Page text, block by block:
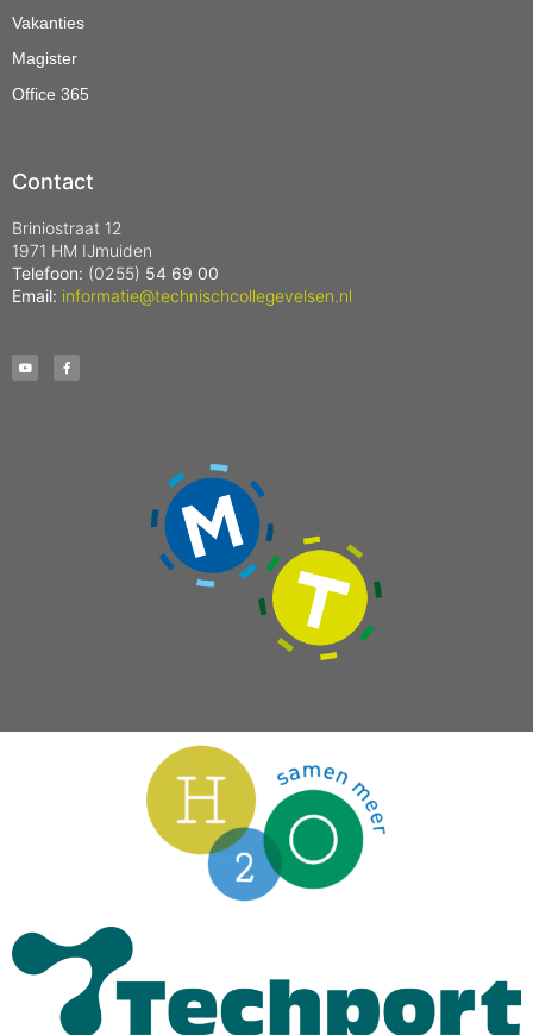
Vakanties
Magister
Office 365
Contact
Briniostraat 12
1971 HM IJmuiden
Telefoon: (0255) 54 69 00
Email: informatie@technischcollegevelsen.nl